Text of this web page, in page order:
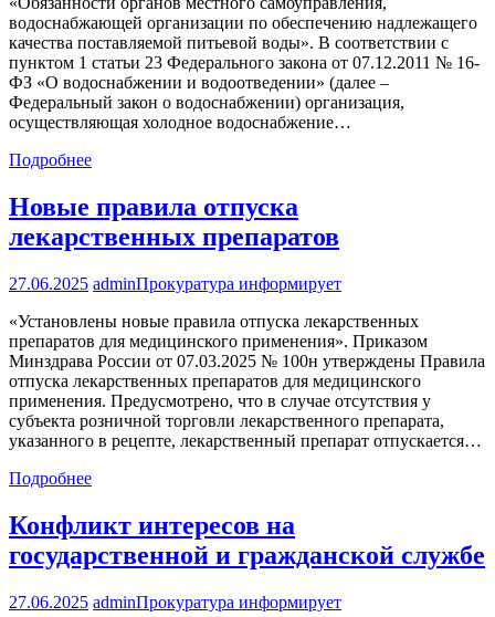
водоснабжающей организации по обеспечению надлежащего
качества поставляемой питьевой воды». В соответствии с
пунктом 1 статьи 23 Федерального закона от 07.12.2011 № 16-
ФЗ «О водоснабжении и водоотведении» (далее –
Федеральный закон о водоснабжении) организация,
осуществляющая холодное водоснабжение…
Подробнее
Новые правила отпуска
лекарственных препаратов
27.06.2025 adminПрокуратура информирует
«Установлены новые правила отпуска лекарственных
препаратов для медицинского применения». Приказом
Минздрава России от 07.03.2025 № 100н утверждены Правила
отпуска лекарственных препаратов для медицинского
применения. Предусмотрено, что в случае отсутствия у
субъекта розничной торговли лекарственного препарата,
указанного в рецепте, лекарственный препарат отпускается…
Подробнее
Конфликт интересов на
государственной и гражданской службе
27.06.2025 adminПрокуратура информирует